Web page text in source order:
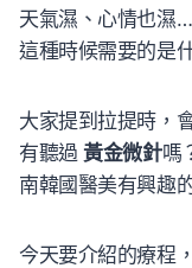
天氣濕、心情也濕
這種時候需要的是
大家提到拉提時，
有聽過黃金微針嗎
南韓國醫美有興趣
今天要介紹的療程